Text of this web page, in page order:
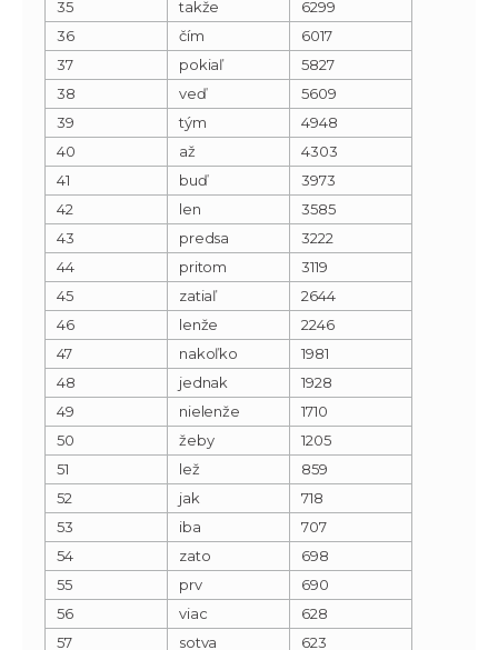
35
takže
6299
36
čím
6017
37
pokiaľ
5827
38
veď
5609
39
tým
4948
40
až
4303
41
buď
3973
42
len
3585
43
predsa
3222
44
pritom
3119
45
zatiaľ
2644
46
lenže
2246
47
nakoľko
1981
48
jednak
1928
49
nielenže
1710
50
žeby
1205
51
lež
859
52
jak
718
53
iba
707
54
zato
698
55
prv
690
56
viac
628
57
sotva 623